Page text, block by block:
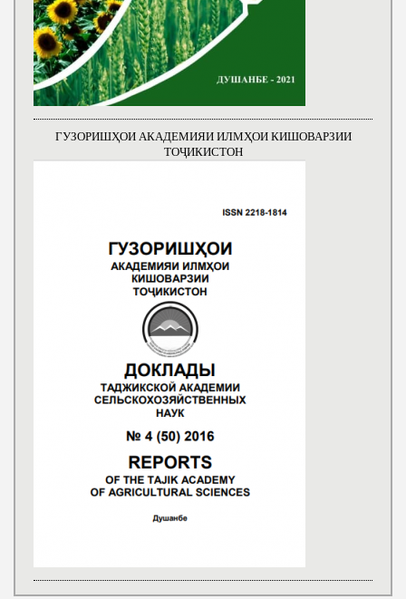
ГУЗОРИШҲОИ АКАДЕМИЯИ ИЛМҲОИ КИШОВАРЗИИ
ТОҶИКИСТОН